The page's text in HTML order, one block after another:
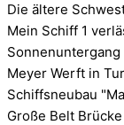
Die ältere
Mein Schiff 1
Meyer Werft in
Schiffsneubau
Große Belt Brücke